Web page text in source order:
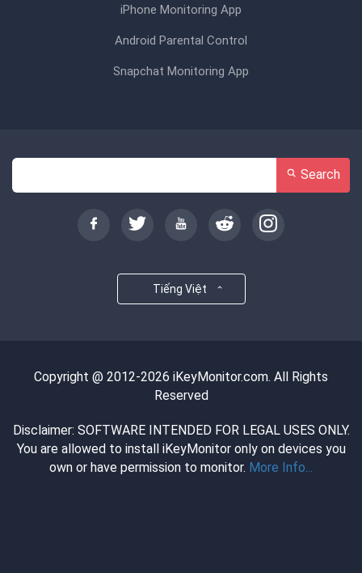
iPhone Monitoring App
Android Parental Control
Snapchat Monitoring App
Search
Tiếng Việt
Copyright @ 2012-2026 iKeyMonitor.com. All Rights
Reserved
Disclaimer: SOFTWARE INTENDED FOR LEGAL USES ONLY.
You are allowed to install iKeyMonitor only on devices you
own or have permission to monitor. More Info...